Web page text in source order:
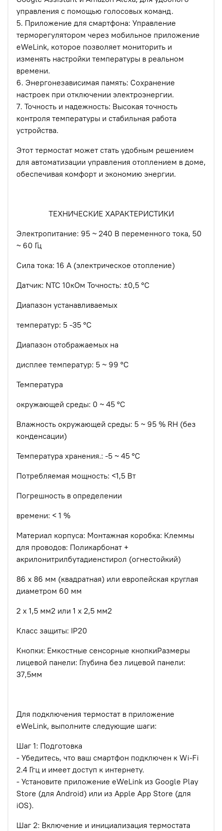
управления с помощью голосовых команд.
5. Приложение для смартфона: Управление
терморегулятором через мобильное приложение
eWeLink, которое позволяет мониторить и
изменять настройки температуры в реальном
времени.
6. Энергонезависимая память: Сохранение
настроек при отключении электроэнергии.
7. Точность и надежность: Высокая точность
контроля температуры и стабильная работа
устройства.
Этот термостат может стать удобным решением
для автоматизации управления отоплением в доме,
обеспечивая комфорт и экономию энергии.
ТЕХНИЧЕСКИЕ ХАРАКТЕРИСТИКИ
Электропитание: 95 ~ 240 В переменного тока, 50
~ 60 Гц
Сила тока: 16 А (электрическое отопление)
Датчик: NTC 10кОм Точность: ±0,5 °C
Диапазон устанавливаемых
температур: 5 -35 °C
Диапазон отображаемых на
дисплее температур: 5 ~ 99 °C
Температура
окружающей среды: 0 ~ 45 °C
Влажность окружающей среды: 5 ~ 95 % RH (без
конденсации)
Температура хранения.: -5 ~ 45 °C
Потребляемая мощность: <1,5 Вт
Погрешность в определении
времени: < 1 %
Материал корпуса: Монтажная коробка: Клеммы
для проводов: Поликарбонат +
акрилонитрилбутадиенстирол (огнестойкий)
86 х 86 мм (квадратная) или европейская круглая
диаметром 60 мм
2 х 1,5 мм2 или 1 х 2,5 мм2
Класс защиты: IP20
Кнопки: Емкостные сенсорные кнопкиРазмеры
лицевой панели: Глубина без лицевой панели:
37,5мм
Для подключения термостат в приложение
eWeLink, выполните следующие шаги:
Шаг 1: Подготовка
- Убедитесь, что ваш смартфон подключен к Wi-Fi
2.4 Ггц и имеет доступ к интернету.
- Установите приложение eWeLink из Google Play
Store (для Android) или из Apple App Store (для
iOS).
Шаг 2: Включение и инициализация термостата